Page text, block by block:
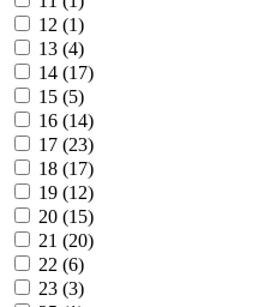
12 (1)
13 (4)
14 (17)
15 (5)
16 (14)
17 (23)
18 (17)
19 (12)
20 (15)
21 (20)
22 (6)
23 (3)